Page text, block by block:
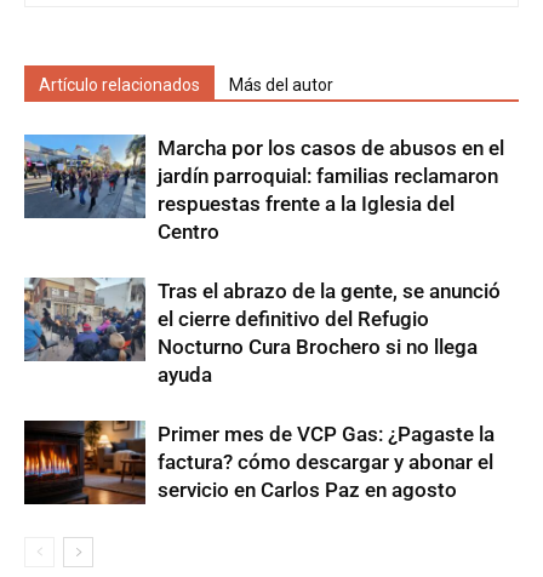
Artículo relacionados Más del autor
Marcha por los casos de abusos en el
jardín parroquial: familias reclamaron
respuestas frente a la Iglesia del
Centro
Tras el abrazo de la gente, se anunció
el cierre definitivo del Refugio
Nocturno Cura Brochero si no llega
ayuda
Primer mes de VCP Gas: ¿Pagaste la
factura? cómo descargar y abonar el
servicio en Carlos Paz en agosto